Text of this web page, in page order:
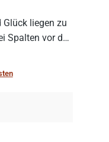
liegen zu
Spalten vor den
zu treiben
solange man